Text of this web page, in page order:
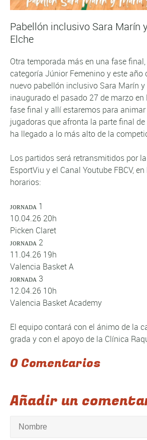
Pabellón inclusivo Sara Marín
Elche
Otra temporada más en una fase
categoría Júnior Femenino y este año
nuevo pabellón inclusivo Sara Marín
inaugurado el pasado 27 de marzo en
fase final y allí estaremos para
jugadoras que afronta la parte final
ha llegado a lo más alto de la
Los partidos será retransmitidos por
EsportViu y el Canal Youtube FBCV,
horarios:
ᴊᴏʀɴᴀᴅᴀ 1
10.04.26 20h
Picken Claret
ᴊᴏʀɴᴀᴅᴀ 2
11.04.26 19h
Valencia Basket A
ᴊᴏʀɴᴀᴅᴀ 3
12.04.26 10h
Valencia Basket Academy
El equipo contará con el ánimo de la
grada y con el apoyo de la Clínica
0 Comentarios
Añadir un